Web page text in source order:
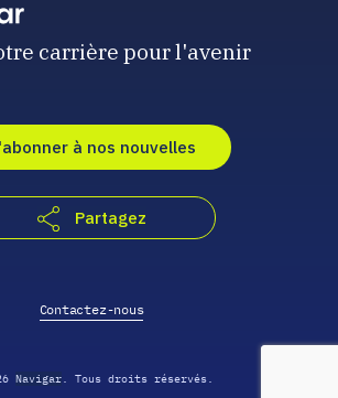
carrière pour l'avenir
à nos nouvelles
Partagez
Contactez-nous
Navigar. Tous droits réservés.